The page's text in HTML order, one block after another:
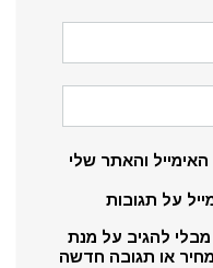
והאתר שלי
על תגובות
להגיב על מנת
או תגובה חדשה